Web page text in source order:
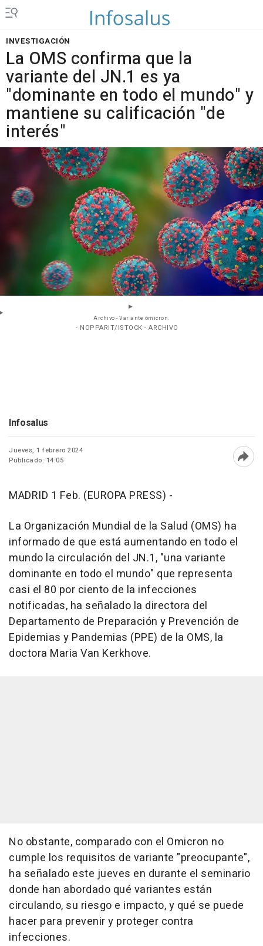
INVESTIGACIÓN
La OMS confirma que la
variante del JN.1 es ya
"dominante en todo el mundo" y
mantiene su calificación "de
interés"
Archivo - Variante ómicron.
- NOPPARIT/ISTOCK - ARCHIVO
Infosalus
Jueves, 1 febrero 2024
Publicado: 14:05
MADRID 1 Feb. (EUROPA PRESS) -
La Organización Mundial de la Salud (OMS) ha
informado de que está aumentando en todo el
mundo la circulación del JN.1, "una variante
dominante en todo el mundo" que representa
casi el 80 por ciento de la infecciones
notificadas, ha señalado la directora del
Departamento de Preparación y Prevención de
Epidemias y Pandemias (PPE) de la OMS, la
doctora Maria Van Kerkhove.
No obstante, comparado con el Omicron no
cumple los requisitos de variante "preocupante",
ha señalado este jueves en durante el seminario
donde han abordado qué variantes están
circulando, su riesgo e impacto, y qué se puede
hacer para prevenir y proteger contra
infecciones.